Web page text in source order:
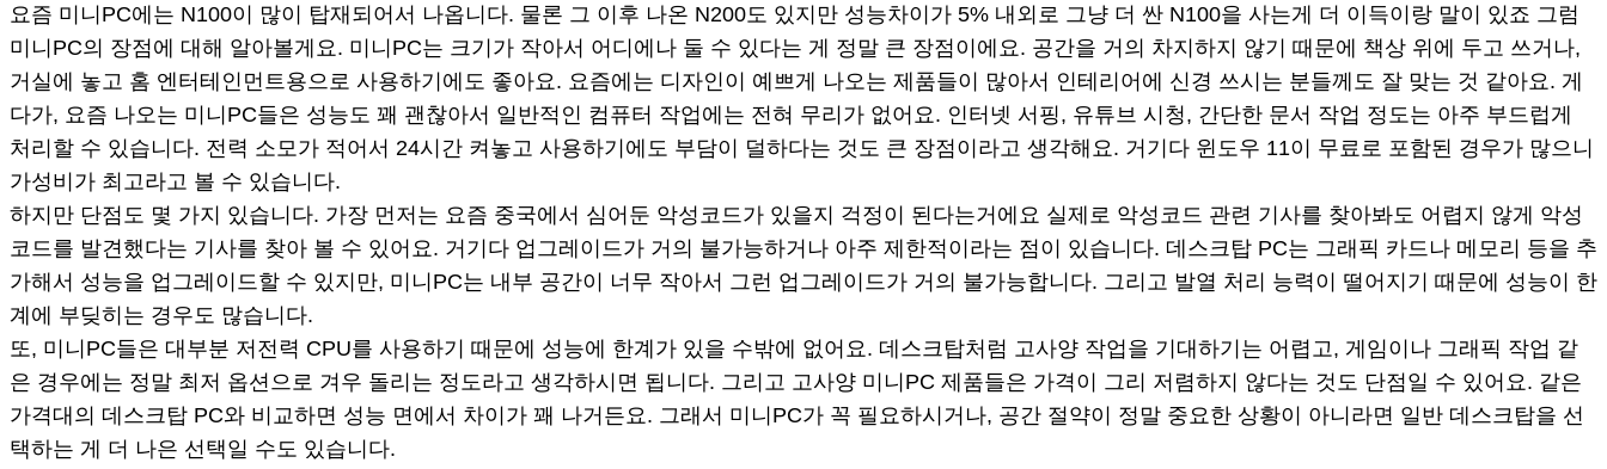
요즘 미니PC에는 N100이 많이 탑재되어서 나옵니다. 물론 그 이후 나온 N200도 있지만 성능차이가 5% 내외로 그냥 더 싼 N100을 사는게 더 이득이랑 말이 있죠 그럼
미니PC의 장점에 대해 알아볼게요. 미니PC는 크기가 작아서 어디에나 둘 수 있다는 게 정말 큰 장점이에요. 공간을 거의 차지하지 않기 때문에 책상 위에 두고 쓰거나,
거실에 놓고 홈 엔터테인먼트용으로 사용하기에도 좋아요. 요즘에는 디자인이 예쁘게 나오는 제품들이 많아서 인테리어에 신경 쓰시는 분들께도 잘 맞는 것 같아요. 게
다가, 요즘 나오는 미니PC들은 성능도 꽤 괜찮아서 일반적인 컴퓨터 작업에는 전혀 무리가 없어요. 인터넷 서핑, 유튜브 시청, 간단한 문서 작업 정도는 아주 부드럽게
처리할 수 있습니다. 전력 소모가 적어서 24시간 켜놓고 사용하기에도 부담이 덜하다는 것도 큰 장점이라고 생각해요. 거기다 윈도우 11이 무료로 포함된 경우가 많으니
가성비가 최고라고 볼 수 있습니다.
하지만 단점도 몇 가지 있습니다. 가장 먼저는 요즘 중국에서 심어둔 악성코드가 있을지 걱정이 된다는거에요 실제로 악성코드 관련 기사를 찾아봐도 어렵지 않게 악성
코드를 발견했다는 기사를 찾아 볼 수 있어요. 거기다 업그레이드가 거의 불가능하거나 아주 제한적이라는 점이 있습니다. 데스크탑 PC는 그래픽 카드나 메모리 등을 추
가해서 성능을 업그레이드할 수 있지만, 미니PC는 내부 공간이 너무 작아서 그런 업그레이드가 거의 불가능합니다. 그리고 발열 처리 능력이 떨어지기 때문에 성능이 한
계에 부딪히는 경우도 많습니다.
또, 미니PC들은 대부분 저전력 CPU를 사용하기 때문에 성능에 한계가 있을 수밖에 없어요. 데스크탑처럼 고사양 작업을 기대하기는 어렵고, 게임이나 그래픽 작업 같
은 경우에는 정말 최저 옵션으로 겨우 돌리는 정도라고 생각하시면 됩니다. 그리고 고사양 미니PC 제품들은 가격이 그리 저렴하지 않다는 것도 단점일 수 있어요. 같은
가격대의 데스크탑 PC와 비교하면 성능 면에서 차이가 꽤 나거든요. 그래서 미니PC가 꼭 필요하시거나, 공간 절약이 정말 중요한 상황이 아니라면 일반 데스크탑을 선
택하는 게 더 나은 선택일 수도 있습니다.